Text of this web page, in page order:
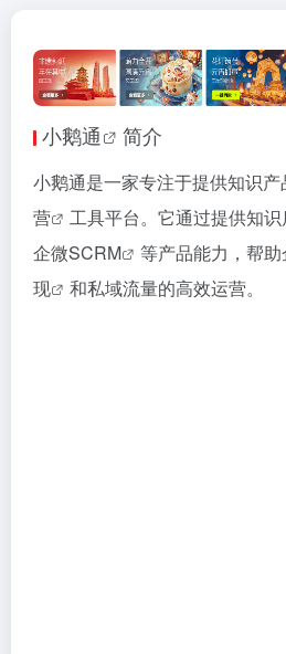
小鹅通 简介
小鹅通是一家专注于提供知识
营
工具平台。它通过提供知
企微SCRM
等产品能力，帮
现
和私域流量的高效运营。